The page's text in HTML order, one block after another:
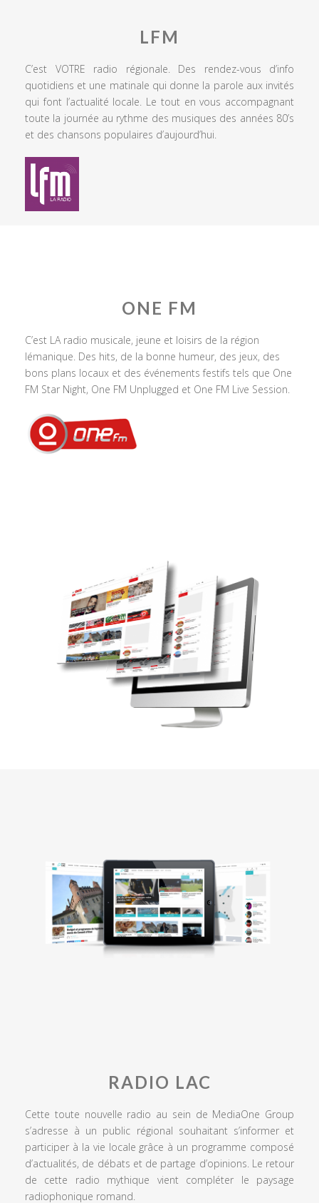
LFM
C’est VOTRE radio régionale. Des rendez-vous d’info
quotidiens et une matinale qui donne la parole aux invités
qui font l’actualité locale. Le tout en vous accompagnant
toute la journée au rythme des musiques des années 80’s
et des chansons populaires d’aujourd’hui.
ONE FM
C’est LA radio musicale, jeune et loisirs de la région
lémanique. Des hits, de la bonne humeur, des jeux, des
bons plans locaux et des événements festifs tels que One
FM Star Night, One FM Unplugged et One FM Live Session.
RADIO LAC
Cette toute nouvelle radio au sein de MediaOne Group
s’adresse à un public régional souhaitant s’informer et
participer à la vie locale grâce à un programme composé
d’actualités, de débats et de partage d’opinions. Le retour
de cette radio mythique vient compléter le paysage
radiophonique romand.